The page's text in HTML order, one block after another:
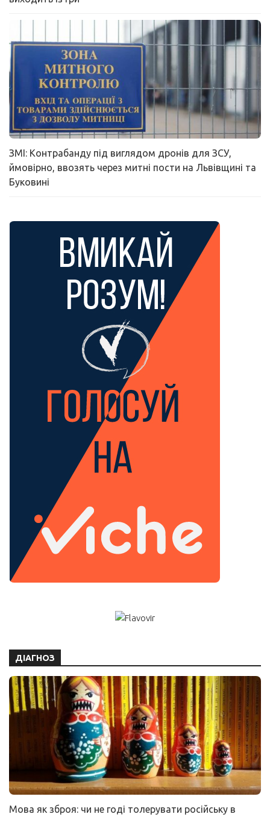
ЗМІ: Контрабанду під виглядом дронів для ЗСУ,
ймовірно, ввозять через митні пости на Львівщині та
Буковині
ДІАГНОЗ
Мова як зброя: чи не годі толерувати російську в